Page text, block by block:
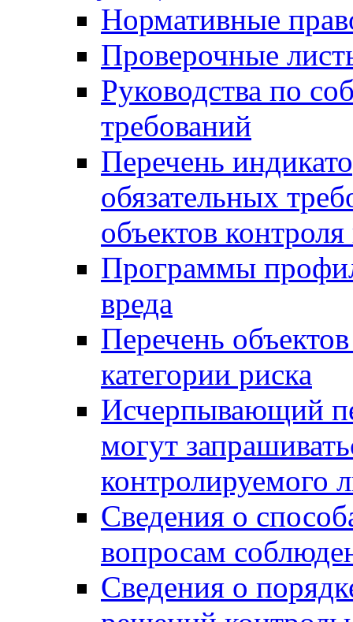
Нормативные
Проверочные
Руководства по
требований
Перечень
обязательных
объектов
Программы
вреда
Перечень
категории риска
Исчерпывающий
могут
контролируемого
Сведения о
вопросам
Сведения о